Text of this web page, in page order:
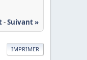
-Suivant »
IMPRIMER